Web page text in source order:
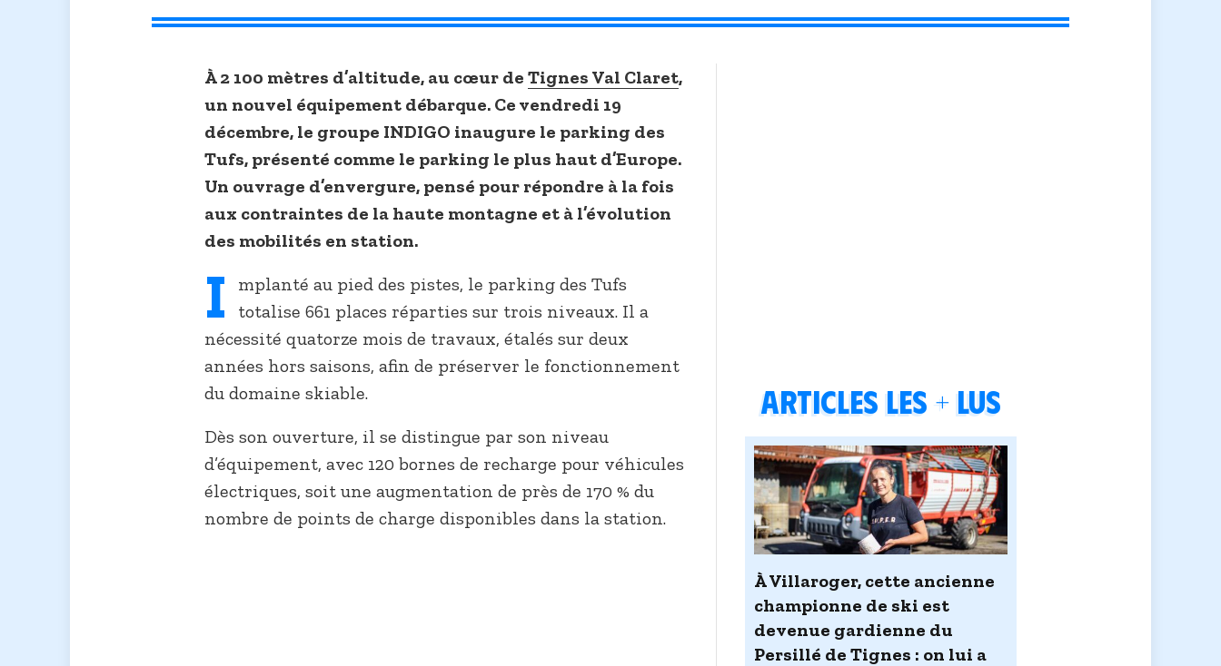
À 2 100 mètres d’altitude, au cœur de Tignes Val Claret,
un nouvel équipement débarque. Ce vendredi 19
décembre, le groupe INDIGO inaugure le parking des
Tufs, présenté comme le parking le plus haut d’Europe.
Un ouvrage d’envergure, pensé pour répondre à la fois
aux contraintes de la haute montagne et à l’évolution
des mobilités en station.
I
mplanté au pied des pistes, le parking des Tufs
totalise 661 places réparties sur trois niveaux. Il a
nécessité quatorze mois de travaux, étalés sur deux
années hors saisons, afin de préserver le fonctionnement
du domaine skiable.
Dès son ouverture, il se distingue par son niveau
d’équipement, avec 120 bornes de recharge pour véhicules
électriques, soit une augmentation de près de 170 % du
nombre de points de charge disponibles dans la station.
Articles les + lus
À Villaroger, cette ancienne
championne de ski est
devenue gardienne du
Persillé de Tignes : on lui a